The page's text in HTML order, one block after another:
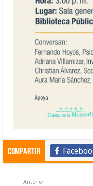
Compartir
Anterior